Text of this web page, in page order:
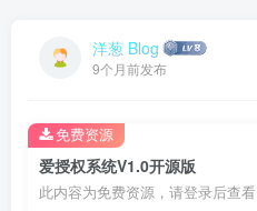
洋葱 Blog
9个月前发布
爱授权系统V1.0开源版
此内容为免费资源，请登录后查看
免费资源